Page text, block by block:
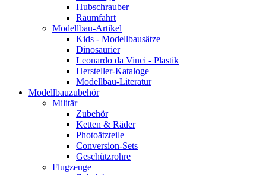
Hubschrauber
Raumfahrt
Modellbau-Artikel
Kids - Modellbausätze
Dinosaurier
Leonardo da Vinci - Plastik
Hersteller-Kataloge
Modellbau-Literatur
Modellbauzubehör
Militär
Zubehör
Ketten & Räder
Photoätzteile
Conversion-Sets
Geschützrohre
Flugzeuge